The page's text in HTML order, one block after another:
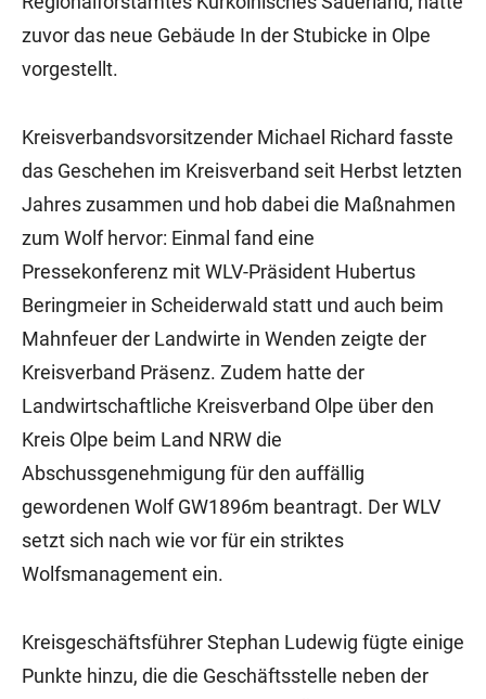
zuvor das neue Gebäude In der Stubicke in Olpe
vorgestellt.
Kreisverbandsvorsitzender Michael Richard fasste
das Geschehen im Kreisverband seit Herbst letzten
Jahres zusammen und hob dabei die Maßnahmen
zum Wolf hervor: Einmal fand eine
Pressekonferenz mit WLV-Präsident Hubertus
Beringmeier in Scheiderwald statt und auch beim
Mahnfeuer der Landwirte in Wenden zeigte der
Kreisverband Präsenz. Zudem hatte der
Landwirtschaftliche Kreisverband Olpe über den
Kreis Olpe beim Land NRW die
Abschussgenehmigung für den auffällig
gewordenen Wolf GW1896m beantragt. Der WLV
setzt sich nach wie vor für ein striktes
Wolfsmanagement ein.
Kreisgeschäftsführer Stephan Ludewig fügte einige
Punkte hinzu, die die Geschäftsstelle neben der